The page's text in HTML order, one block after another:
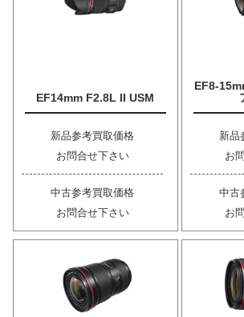
EF14mm F2.8L II USM
新品参考買取価格
お問合せ下さい
中古参考買取価格
お問合せ下さい
EF8-
新品
お
中古
お